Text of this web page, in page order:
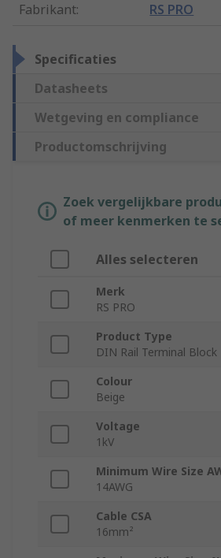
Fabrikant: RS PRO
Specificaties
Datasheets
Wetgeving en compliance
Productomschrijving
Zoek vergelijkbare
of meer kenmerken te
Alles selecteren
Merk
RS PRO
Product Type
DIN Rail Terminal Block
Colour
Beige
Voltage
1kV
Minimum Wire Size
14AWG
Cable CSA
16mm²